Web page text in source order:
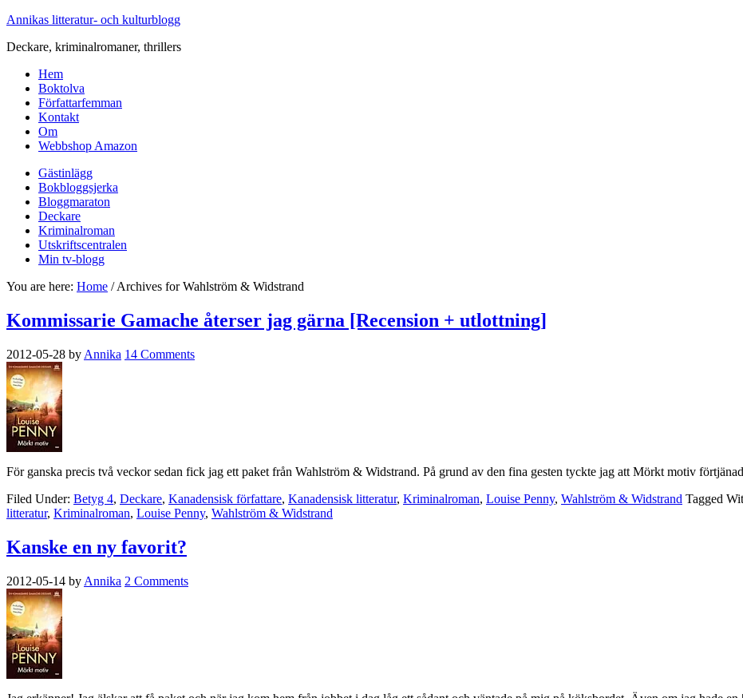
Annikas litteratur- och kulturblogg
Deckare, kriminalromaner, thrillers
Hem
Boktolva
Författarfemman
Kontakt
Om
Webbshop Amazon
Gästinlägg
Bokbloggsjerka
Bloggmaraton
Deckare
Kriminalroman
Utskriftscentralen
Min tv-blogg
You are here: Home /Archives for Wahlström & Widstrand
Kommissarie Gamache återser jag gärna [Recension + utlottning]
2012-05-28 by Annika 14 Comments
För ganska precis två veckor sedan fick jag ett paket från Wahlström & Widstrand. På grund av den fina gesten tyckte jag att Mörkt motiv
Filed Under: Betyg 4, Deckare, Kanadensisk författare, Kanadensisk litteratur, Kriminalroman, Louise Penny, Wahlström & Widstrand Tagged
litteratur, Kriminalroman, Louise Penny, Wahlström & Widstrand
Kanske en ny favorit?
2012-05-14 by Annika 2 Comments